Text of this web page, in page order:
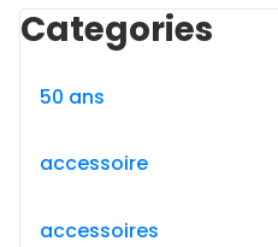
Categories
50 ans
accessoire
accessoires